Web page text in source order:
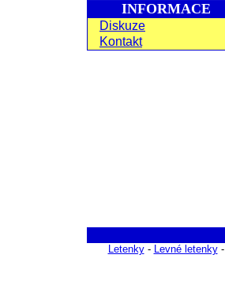
INFORMACE
Diskuze
Kontakt
Letenky- Levné letenky-